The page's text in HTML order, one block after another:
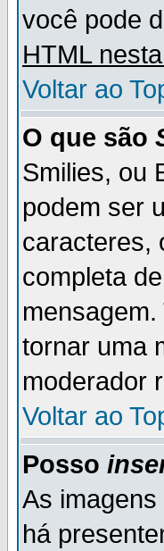
você pode
HTML
Voltar ao
O que são
Smilies, ou
podem ser
caracteres,
completa de
tornar uma
moderador
Voltar ao
Posso
As
há